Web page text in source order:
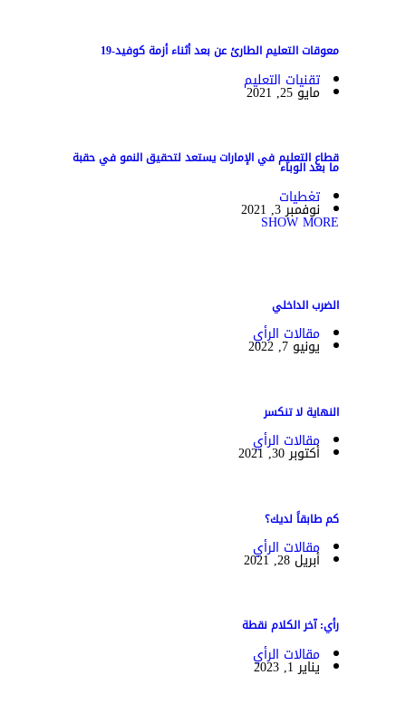
معوقات التعليم الطارئ عن بعد أثناء أزمة كوفيد-19
تقنيات التعليم
مايو 25, 2021
قطاع التعليم في الإمارات يستعد لتحقيق النمو في حقبة
ما بعد الوباء
تغطيات
نوفمبر 3, 2021
SHOW MORE
الضرب الداخلي
مقالات الرأي
يونيو 7, 2022
النهاية لا تنكسر
مقالات الرأي
أكتوبر 30, 2021
كم طابقاً لديك؟
مقالات الرأي
أبريل 28, 2021
رأي: آخر الكلام نقطة
مقالات الرأي
يناير 1, 2023